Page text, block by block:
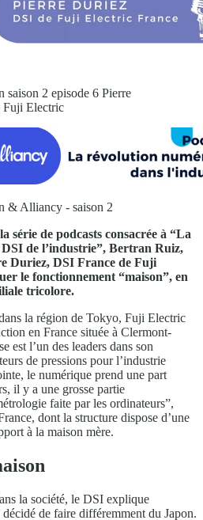
saison 2 episode 6 Pierre
Fuji Electric
& Alliancy - saison 2
série de podcasts consacrée à “La
de l’industrie”, Bertran Ruiz,
Duriez, DSI France de Fuji
le fonctionnement “maison”, en
tricolore.
la région de Tokyo, Fuji Electric
en France située à Clermont-
est l’un des leaders dans son
de pressions pour l’industrie
le numérique prend une part
il y a une grosse partie
faite par les ordinateurs”,
dont la structure dispose d’une
à la maison mère.
la société, le DSI explique
de faire différemment du Japon.